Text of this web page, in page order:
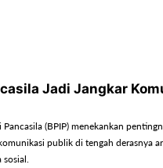
Jadi Jangkar
(BPIP) menekankan
publik di tengah derasnya
sosial.